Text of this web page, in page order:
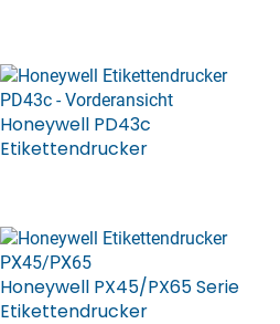
Honeywell PD43c
Etikettendrucker
Honeywell PX45/PX65 Serie
Etikettendrucker